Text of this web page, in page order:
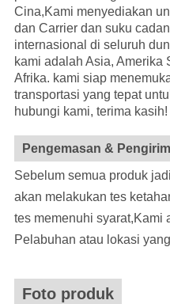
Cina,Kami menyediakan
dan Carrier dan suku
internasional di seluruh
kami adalah Asia, Amerika
Afrika. kami siap
transportasi yang tepat
hubungi kami, terima kasih!
Pengemasan &
Sebelum semua produk
akan melakukan tes
tes memenuhi syarat,Kami
Pelabuhan atau lokasi
Foto produk